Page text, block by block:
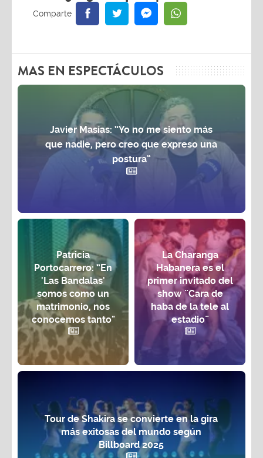
MAS EN ESPECTÁCULOS
Javier Masías: “Yo no me siento más
que nadie, pero creo que expreso una
postura”
Patricia
Portocarrero: “En
'Las Bandalas'
somos como un
matrimonio, nos
conocemos tanto"
La Charanga
Habanera es el
primer invitado del
show ¨Cara de
haba de la tele al
estadio¨
Tour de Shakira se convierte en la gira
más exitosas del mundo según
Billboard 2025